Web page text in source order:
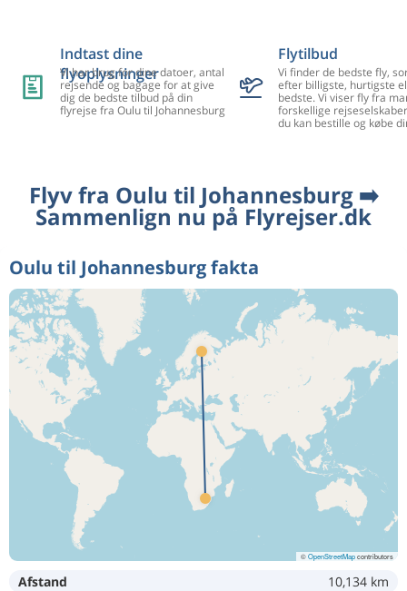
Indtast dine
flyoplysninger
Vi har brug for dine datoer, antal
rejsende og bagage for at give
dig de bedste tilbud på din
flyrejse fra Oulu til Johannesburg
Flytilbud
Vi finder de bedste fly,
efter billigste, hurtigste
bedste. Vi viser fly fra
forskellige
du kan bestille og købe
Flyv fra Oulu til Johannesburg ➡️
Sammenlign nu på Flyrejser.dk
Oulu til Johannesburg fakta
©OpenStreetMapcontributors
Afstand 10,134 km